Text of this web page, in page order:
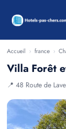
Accueil › france ›
Villa Forêt
📍 48 Route de